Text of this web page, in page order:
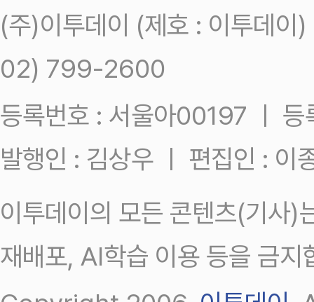
(주)이투데이 (제호 : 이투데
02) 799-2600
등록번호 : 서울아00197 ㅣ
발행인 : 김상우 ㅣ 편집인 : 이
이투데이의 모든 콘텐츠(기사)
재배포, AI학습 이용 등을 금지